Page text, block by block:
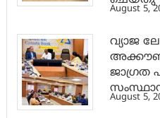
August 5,
വ്യാജ
ജാ​ഗ്രത
August 5,